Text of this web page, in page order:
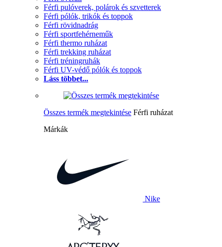
Férfi pulóverek, polárok és szvetterek
Férfi pólók, trikók és toppok
Férfi rövidnadrág
Férfi sportfehérneműk
Férfi thermo ruházat
Férfi trekking ruházat
Férfi tréningruhák
Férfi UV-védő pólók és toppok
Láss többet...
Összes termék megtekintése Férfi ruházat
Márkák
Nike